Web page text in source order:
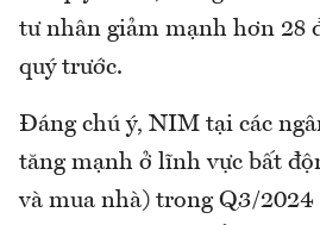
tư nhân giảm mạnh hơn 28
quý trước.
Đáng chú ý, NIM tại các
tăng mạnh ở lĩnh vực bất
và mua nhà) trong Q3/